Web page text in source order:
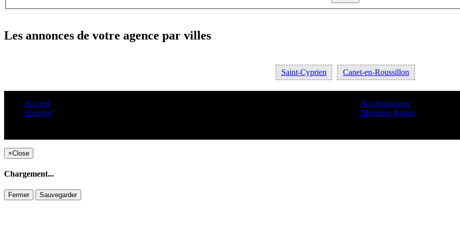
Les annonces de votre agence par villes
Saint-Cyprien Canet-en-Roussillon
Accueil
Conseil
Nos honoraires
Mentions légales
×Close
Chargement...
Fermer Sauvegarder